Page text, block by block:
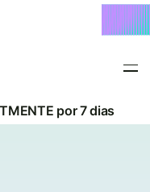
por 7 dias